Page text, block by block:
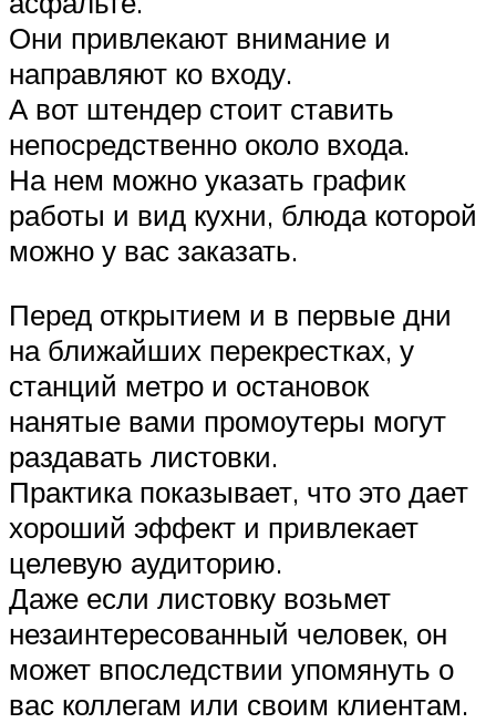
Они привлекают внимание и
направляют ко входу.
А вот штендер стоит ставить
непосредственно около входа.
На нем можно указать график
работы и вид кухни, блюда которой
можно у вас заказать.
Перед открытием и в первые дни
на ближайших перекрестках, у
станций метро и остановок
нанятые вами промоутеры могут
раздавать листовки.
Практика показывает, что это дает
хороший эффект и привлекает
целевую аудиторию.
Даже если листовку возьмет
незаинтересованный человек, он
может впоследствии упомянуть о
вас коллегам или своим клиентам.